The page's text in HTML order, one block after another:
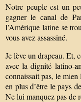
Notre peuple est un
gagner le canal de
l’Amérique latine se
vous avez assassiné.
Je lève un drapeau. Et,
avec la dignité latino-
connaissait pas, le
en plus d’être le pays
Ne lui manquez pas de